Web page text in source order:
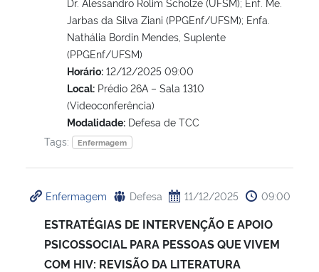
Ministério do Turismo
Ministério do Desenvolvimento Regional
Controladoria-Geral da União
Ministério da Mulher, da Família e dos Direitos Humanos
Secretaria de Governo
Jarbas da Silva Ziani (PPGEnf/UFSM); Enfa.
Nathália Bordin Mendes, Suplente
(PPGEnf/UFSM)
Horário: 12/12/2025 09:00
Local: Prédio 26A – Sala 1310
(Videoconferência)
Modalidade: Defesa de TCC
Tags:
Enfermagem
Enfermagem Defesa 11/12/2025 09:00
ESTRATÉGIAS DE INTERVENÇÃO E APOIO
PSICOSSOCIAL PARA PESSOAS QUE VIVEM
COM HIV: REVISÃO DA LITERATURA